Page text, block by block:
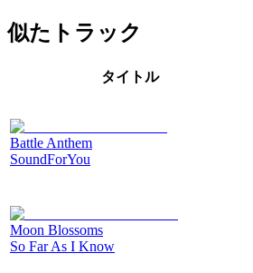
似たトラック
タイトル
Battle Anthem
SoundForYou
Moon Blossoms
So Far As I Know